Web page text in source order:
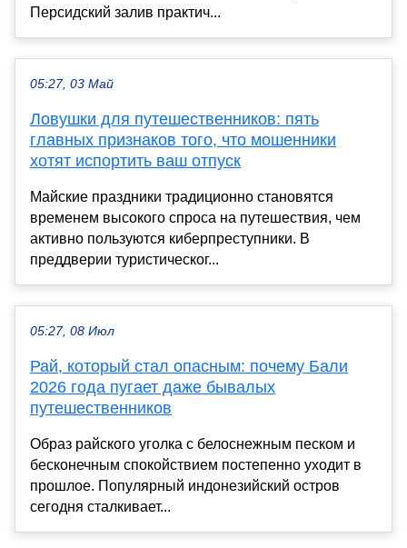
Персидский залив практич...
05:27, 03 Май
Ловушки для путешественников: пять
главных признаков того, что мошенники
хотят испортить ваш отпуск
Майские праздники традиционно становятся
временем высокого спроса на путешествия, чем
активно пользуются киберпреступники. В
преддверии туристическог...
05:27, 08 Июл
Рай, который стал опасным: почему Бали
2026 года пугает даже бывалых
путешественников
Образ райского уголка с белоснежным песком и
бесконечным спокойствием постепенно уходит в
прошлое. Популярный индонезийский остров
сегодня сталкивает...